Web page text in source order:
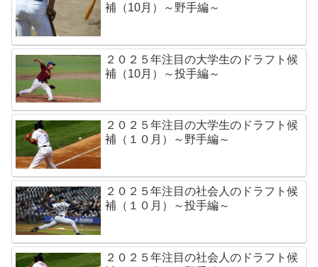
補（10月）～野手編～
２０２５年注目の大学生のドラフト候
補（10月）～投手編～
２０２５年注目の大学生のドラフト候
補（１０月）～野手編～
２０２５年注目の社会人のドラフト候
補（１０月）～投手編～
２０２５年注目の社会人のドラフト候